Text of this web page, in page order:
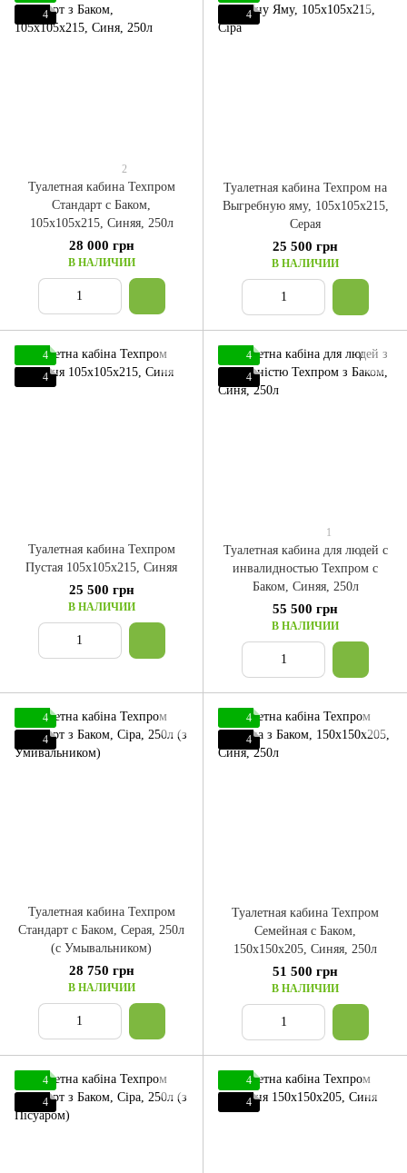
4
2
Туалетная кабина Техпром
Стандарт с Баком,
105x105x215, Синяя, 250л
28 000 грн
В НАЛИЧИИ
4
Туалетная кабина Техпром на
Выгребную яму, 105x105x215,
Серая
25 500 грн
В НАЛИЧИИ
4
4
Туалетная кабина Техпром
Пустая 105x105x215, Синяя
25 500 грн
В НАЛИЧИИ
4
4
1
Туалетная кабина для людей с
инвалидностью Техпром с
Баком, Синяя, 250л
55 500 грн
В НАЛИЧИИ
4
4
Туалетная кабина Техпром
Стандарт с Баком, Серая, 250л
(с Умывальником)
28 750 грн
В НАЛИЧИИ
4
4
Туалетная кабина Техпром
Семейная с Баком,
150x150x205, Синяя, 250л
51 500 грн
В НАЛИЧИИ
4
4
4
4